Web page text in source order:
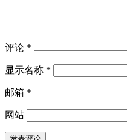
评论 *
显示名称 *
邮箱 *
网站